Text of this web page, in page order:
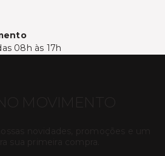
08h às 17h